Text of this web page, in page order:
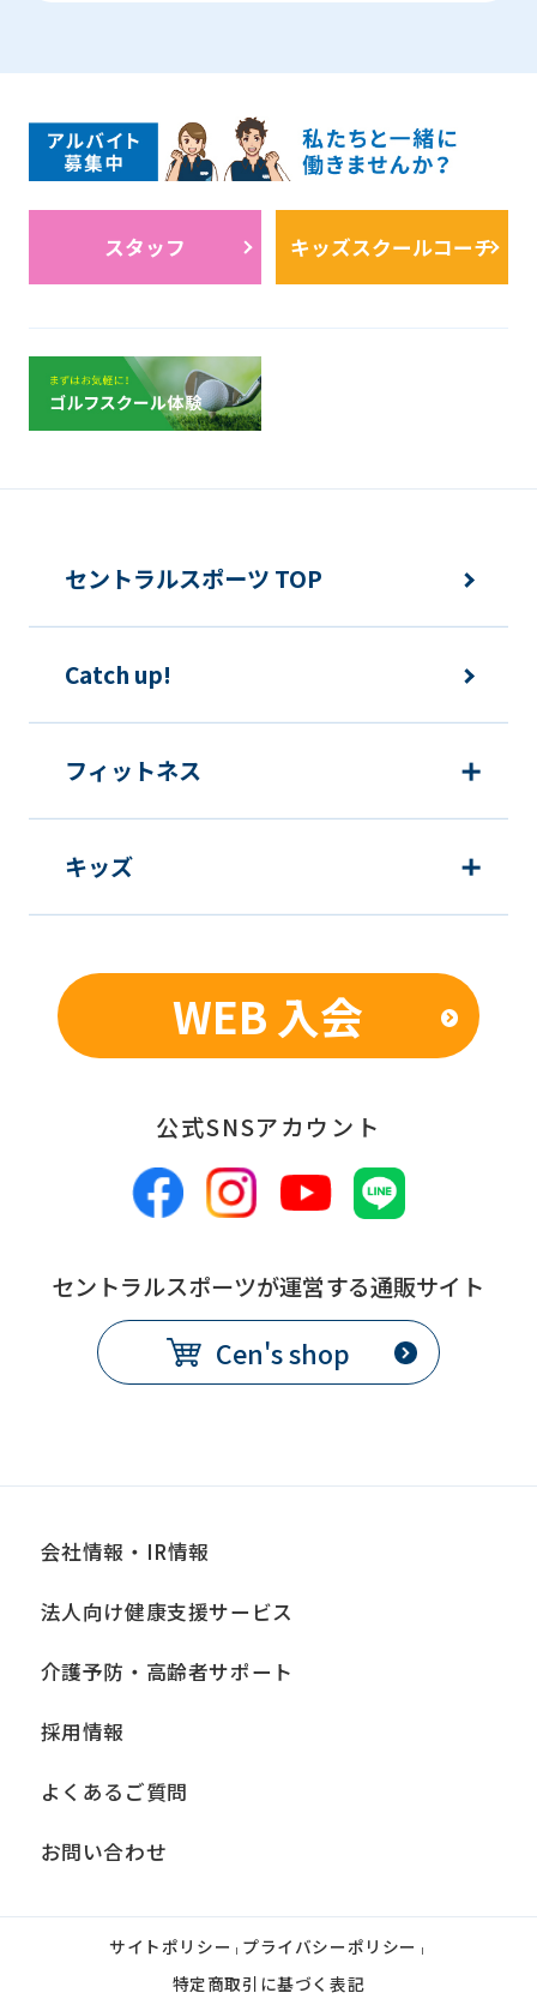
スタッフ キッズスクールコーチ
セントラルスポーツ TOP
Catch up!
フィットネス
キッズ
WEB 入会
公式SNSアカウント
セントラルスポーツが運営する通販サイト
Cen's shop
会社情報・IR情報
法人向け健康支援サービス
介護予防・高齢者サポート
採用情報
よくあるご質問
お問い合わせ
サイトポリシー | プライバシーポリシー |
特定商取引に基づく表記